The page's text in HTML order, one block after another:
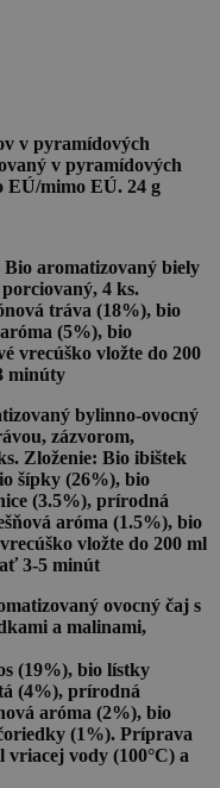
v pyramídových
v pyramídových
EÚ/mimo EÚ. 24 g
Bio aromatizovaný biely
4 ks.
tráva (18%), bio
(5%), bio
vrecúško vložte do 200
minúty
bylinno-ovocný
zázvorom,
Zloženie: Bio ibištek
šípky (26%), bio
(3.5%), prírodná
aróma (1.5%), bio
vložte do 200 ml
3-5 minút
ovocný čaj s
a malinami,
(19%), bio lístky
(4%), prírodná
aróma (2%), bio
(1%). Príprava
vriacej vody (100°C) a